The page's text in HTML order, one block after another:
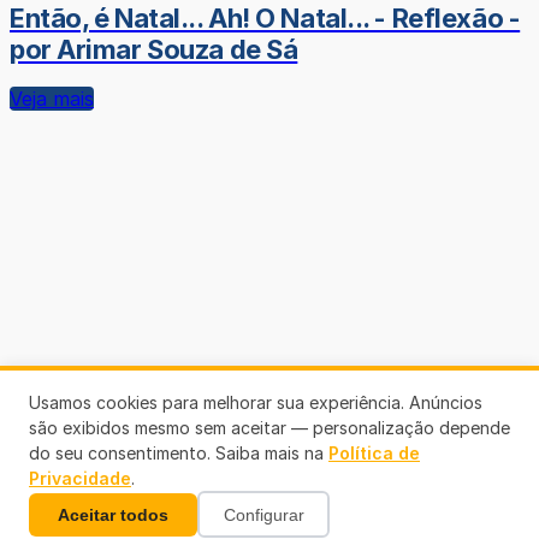
Então, é Natal... Ah! O Natal... - Reflexão -
por Arimar Souza de Sá
Veja mais
Usamos cookies para melhorar sua experiência. Anúncios
são exibidos mesmo sem aceitar — personalização depende
do seu consentimento. Saiba mais na Política de
Privacidade.
Aceitar todos Configurar